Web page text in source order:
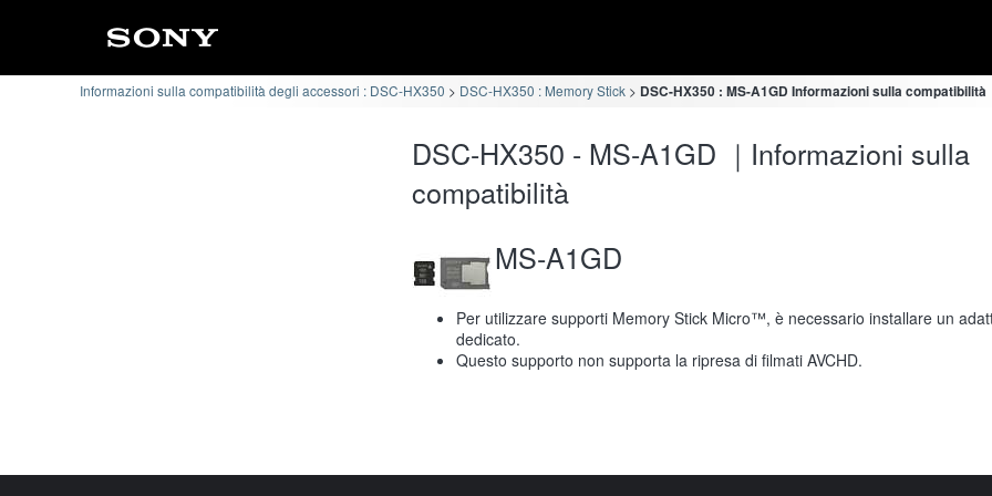
Informazioni sulla compatibilità degli accessori : DSC-HX350 DSC-HX350 : Memory Stick DSC-HX350 : MS-A1GD Informazioni sulla compatibilità
DSC-HX350 - MS-A1GD ｜Informazioni sulla
compatibilità
MS-A1GD
Per utilizzare supporti Memory Stick Micro™, è necessario installare un
dedicato.
Questo supporto non supporta la ripresa di filmati AVCHD.